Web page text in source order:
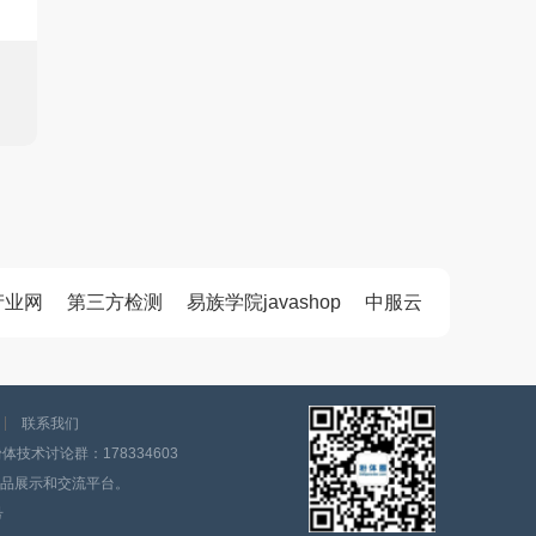
网 第三方检测 易族学院javashop 中服云
联系我们
技术讨论群：178334603
展示和交流平台。